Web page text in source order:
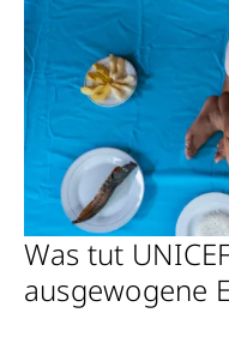
Was tut
ausgewogene